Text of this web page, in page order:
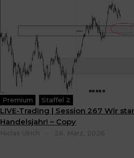
Premium Staffel 2
LIVE-Trading | Session 267 Wir
Handelsjahr! – Copy
Niclas Ulrich 26. März, 2026